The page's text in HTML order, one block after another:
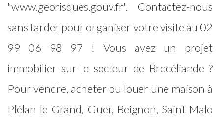
"www.georisques.gouv.fr". Contactez-nous
sans tarder pour organiser votre visite au 02
99 06 98 97 ! Vous avez un projet
immobilier sur le secteur de Brocéliande ?
Pour vendre, acheter ou louer une maison à
Plélan le Grand, Guer, Beignon, Saint Malo